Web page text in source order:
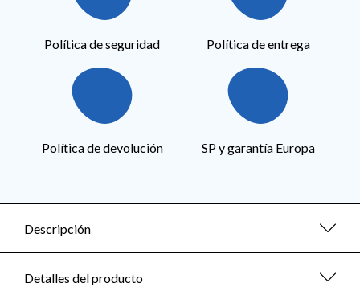
Política de seguridad Política de entrega
Política de devolución SP y garantía Europa
Descripción
Detalles del producto